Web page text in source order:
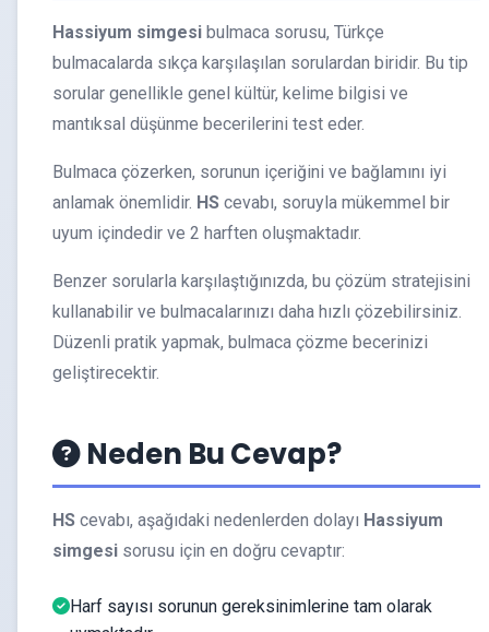
Hassiyum simgesi bulmaca sorusu, Türkçe
bulmacalarda sıkça karşılaşılan sorulardan biridir. Bu tip
sorular genellikle genel kültür, kelime bilgisi ve
mantıksal düşünme becerilerini test eder.
Bulmaca çözerken, sorunun içeriğini ve bağlamını iyi
anlamak önemlidir. HS cevabı, soruyla mükemmel bir
uyum içindedir ve 2 harften oluşmaktadır.
Benzer sorularla karşılaştığınızda, bu çözüm stratejisini
kullanabilir ve bulmacalarınızı daha hızlı çözebilirsiniz.
Düzenli pratik yapmak, bulmaca çözme becerinizi
geliştirecektir.
Neden Bu Cevap?
HS cevabı, aşağıdaki nedenlerden dolayı Hassiyum
simgesi sorusu için en doğru cevaptır:
Harf sayısı sorunun gereksinimlerine tam olarak